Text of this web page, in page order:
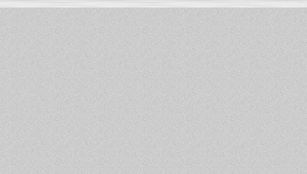
- MacBook Pro